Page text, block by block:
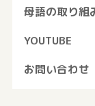
母語の取り組
YOUTUBE
お問い合わせ